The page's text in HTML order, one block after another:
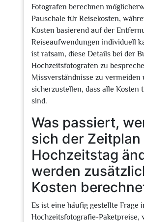
Fotografen berechnen
Pauschale für Reisekosten,
Kosten basierend auf der
Reiseaufwendungen individuell
ist ratsam, diese Details bei der
Hochzeitsfotografen zu
Missverständnisse zu vermeiden
sicherzustellen, dass alle Kosten
sind.
Was passiert,
sich der Zeitplan
Hochzeitstag
werden
Kosten
Es ist eine häufig gestellte Frage
Hochzeitsfotografie-Paketpreise,